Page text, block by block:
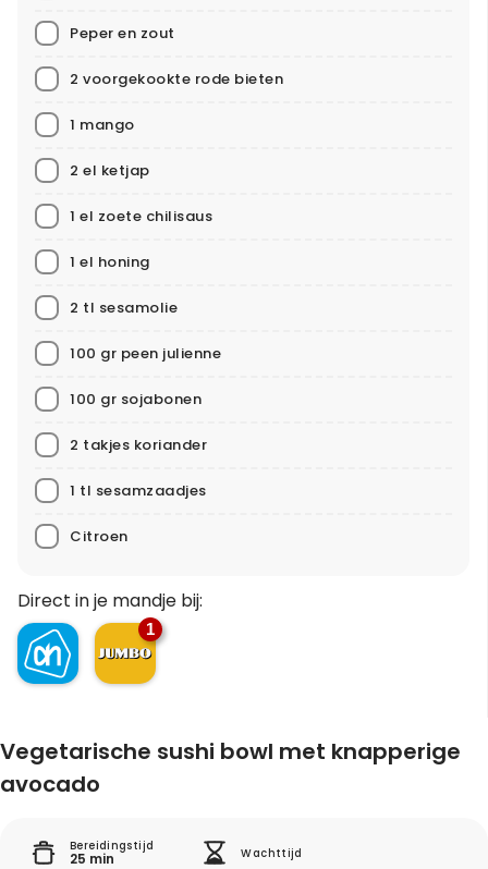
Peper en zout
2 voorgekookte rode bieten
1 mango
2 el ketjap
1 el zoete chilisaus
1 el honing
2 tl sesamolie
100 gr peen julienne
100 gr sojabonen
2 takjes koriander
1 tl sesamzaadjes
Citroen
Direct in je mandje bij:
1
Vegetarische sushi bowl met knapperige
avocado
Bereidingstijd
25 min Wachttijd